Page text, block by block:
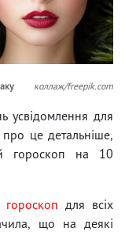
коллаж/freepik.com
усвідомлення для
про це детальніше,
гороскоп на 10
гороскоп для всіх
що на деякі